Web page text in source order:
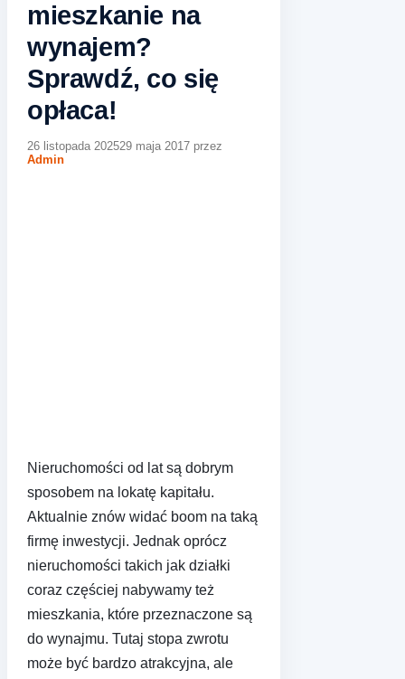
mieszkanie na
wynajem?
Sprawdź, co się
opłaca!
26 listopada 202529 maja 2017 przez
Admin
Nieruchomości od lat są dobrym
sposobem na lokatę kapitału.
Aktualnie znów widać boom na taką
firmę inwestycji. Jednak oprócz
nieruchomości takich jak działki
coraz częściej nabywamy też
mieszkania, które przeznaczone są
do wynajmu. Tutaj stopa zwrotu
może być bardzo atrakcyjna, ale